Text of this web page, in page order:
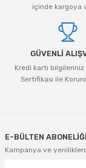
içinde kargoya
GÜVENLİ
Kredi kartı
Sertifikası ile
E-BÜLTEN ABONELİĞİ
Kampanya ve